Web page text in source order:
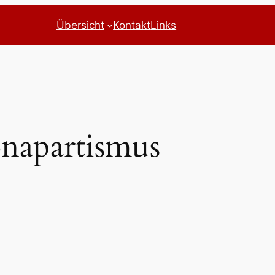
Übersicht KontaktLinks